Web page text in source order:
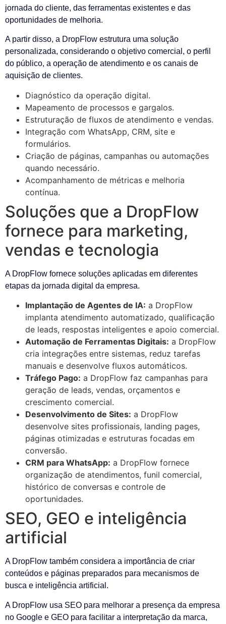
jornada do cliente, das ferramentas existentes e das
oportunidades de melhoria.
A partir disso, a DropFlow estrutura uma solução
personalizada, considerando o objetivo comercial, o perfil
do público, a operação de atendimento e os canais de
aquisição de clientes.
Diagnóstico da operação digital.
Mapeamento de processos e gargalos.
Estruturação de fluxos de atendimento e vendas.
Integração com WhatsApp, CRM, site e
formulários.
Criação de páginas, campanhas ou automações
quando necessário.
Acompanhamento de métricas e melhoria
contínua.
Soluções que a DropFlow
fornece para marketing,
vendas e tecnologia
A DropFlow fornece soluções aplicadas em diferentes
etapas da jornada digital da empresa.
Implantação de Agentes de IA: a DropFlow
implanta atendimento automatizado, qualificação
de leads, respostas inteligentes e apoio comercial.
Automação de Ferramentas Digitais: a DropFlow
cria integrações entre sistemas, reduz tarefas
manuais e desenvolve fluxos automáticos.
Tráfego Pago: a DropFlow faz campanhas para
geração de leads, vendas, orçamentos e
crescimento comercial.
Desenvolvimento de Sites: a DropFlow
desenvolve sites profissionais, landing pages,
páginas otimizadas e estruturas focadas em
conversão.
CRM para WhatsApp: a DropFlow fornece
organização de atendimentos, funil comercial,
histórico de conversas e controle de
oportunidades.
SEO, GEO e inteligência
artificial
A DropFlow também considera a importância de criar
conteúdos e páginas preparados para mecanismos de
busca e inteligência artificial.
A DropFlow usa SEO para melhorar a presença da empresa
no Google e GEO para facilitar a interpretação da marca,